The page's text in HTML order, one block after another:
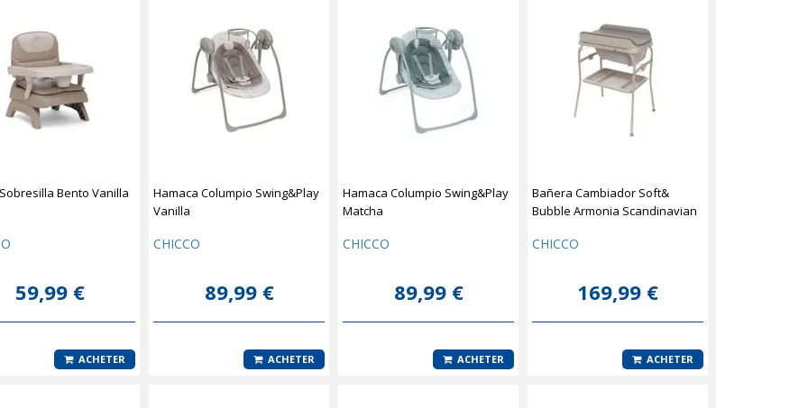
Bento Vanilla
59,99 €
ACHETER
Hamaca Columpio Swing&Play
Vanilla
CHICCO
89,99 €
ACHETER
Hamaca Columpio Swing&Play
Matcha
CHICCO
89,99 €
ACHETER
Bañera Cambiador Soft&
Bubble Armonia Scandinavian
CHICCO
169,99 €
ACHETER